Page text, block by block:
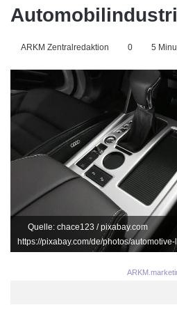
ARKM Zentralredaktion 0 5
Quelle: chace123 / pixabay.com
https://pixabay.com/de/photos/